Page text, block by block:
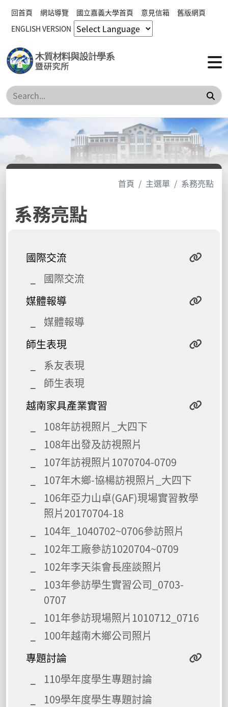
回首頁 網站導覽 國立嘉義大學首頁 意見信箱
舊版網頁
ENGLISH VERSION
搜
首頁 主選單 系務亮點
系務亮點
國際交流
國際交流
媒體報導
媒體報導
師生表現
系友表現
師生表現
越南家具產業實習
108年訪視照片_大四下
108年出發及訪視照片
107年訪視照片1070704-0709
107年木鄉-協楊訪視照片_大四下
106年亞力山卓(GAF)現場實習教學
照片20170704-18
104年_1040702~0706參訪照片
102年工廠參訪1020704~0709
102年李天柒會長座談照片
103年參訪學生實習公司_0703-
0707
101年參訪現場照片1010712_0716
100年越南木鄉公司照片
專題討論
110學年度學生專題討論
109學年度學生專題討論